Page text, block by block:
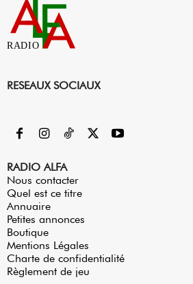
RADIO
RESEAUX SOCIAUX
RADIO ALFA
Nous contacter
Quel est ce titre
Annuaire
Petites annonces
Boutique
Mentions Légales
Charte de confidentialité
Règlement de jeu